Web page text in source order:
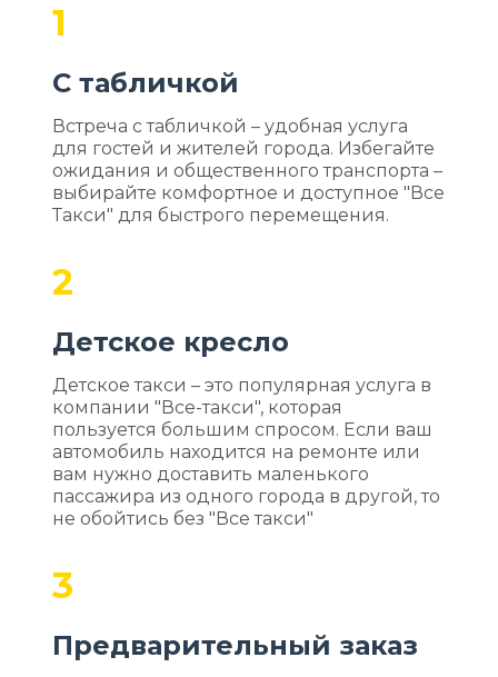
1
С табличкой
Встреча с табличкой – удобная услуга
для гостей и жителей города. Избегайте
ожидания и общественного транспорта –
выбирайте комфортное и доступное "Все
Такси" для быстрого перемещения.
2
Детское кресло
Детское такси – это популярная услуга в
компании "Все-такси", которая
пользуется большим спросом. Если ваш
автомобиль находится на ремонте или
вам нужно доставить маленького
пассажира из одного города в другой, то
не обойтись без "Все такси"
3
Предварительный заказ